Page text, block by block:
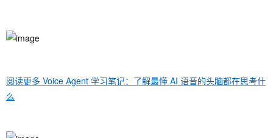
阅读更多 Voice Agent 学习笔记：了解最懂 AI 语音的头脑都在思考什
么